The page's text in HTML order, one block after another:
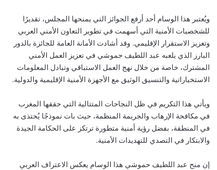
ويُعتبر هذا الوسام أحد أرفع الجوائز التي يمنحها المجلس، تقديرًا
للشخصيات الأمنية التي أسهمت في تطوير التعاون الأمني العربي
وتعزيز الاستقرار الإقليمي. وقد أشادت الأمانة العامة للجائزة بالدور
البارز الذي يلعبه عبد اللطيف حموشي في تعزيز العمل الأمني
المشترك، خاصة من خلال نهج العمل الاستباقي وتبادل المعلومات
الاستخباراتية والتنسيق الوثيق مع الأجهزة الأمنية الإقليمية والدولية.
ويأتي هذا التكريم في ظل النجاحات المتتالية التي حققها المغرب
في مكافحة الإرهاب والجريمة المنظمة، حيث بات نموذجًا يُحتذى به
في المنطقة، بفضل رؤية أمنية متطورة ترتكز على الحكامة الجيدة
والابتكار في التصدي للتهديدات الأمنية.
إن منح عبد اللطيف حموشي هذا الوسام يعكس الاعتراف العربي